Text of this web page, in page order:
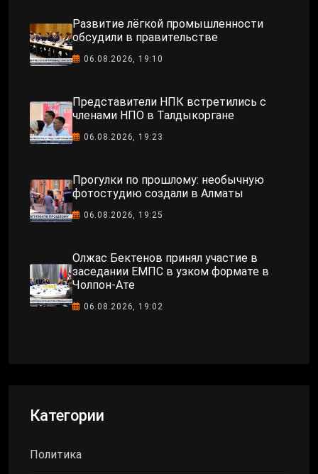
Развитие лёгкой промышленности
обсудили в правительстве
06.08.2026, 19:10
Представители НПК встретились с
членами НПО в Талдыкоргане
06.08.2026, 19:23
Прогулки по прошлому: необычную
фотостудию создали в Алматы
06.08.2026, 19:25
Олжас Бектенов принял участие в
заседании ЕМПС в узком формате в
Чолпон-Ате
06.08.2026, 19:02
Категории
Политика